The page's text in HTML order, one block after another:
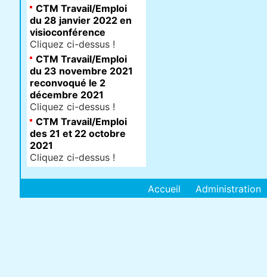
CTM Travail/Emploi
du 28 janvier 2022 en
visioconférence
Cliquez ci-dessus !
CTM Travail/Emploi
du 23 novembre 2021
reconvoqué le 2
décembre 2021
Cliquez ci-dessus !
CTM Travail/Emploi
des 21 et 22 octobre
2021
Cliquez ci-dessus !
Accueil Administration